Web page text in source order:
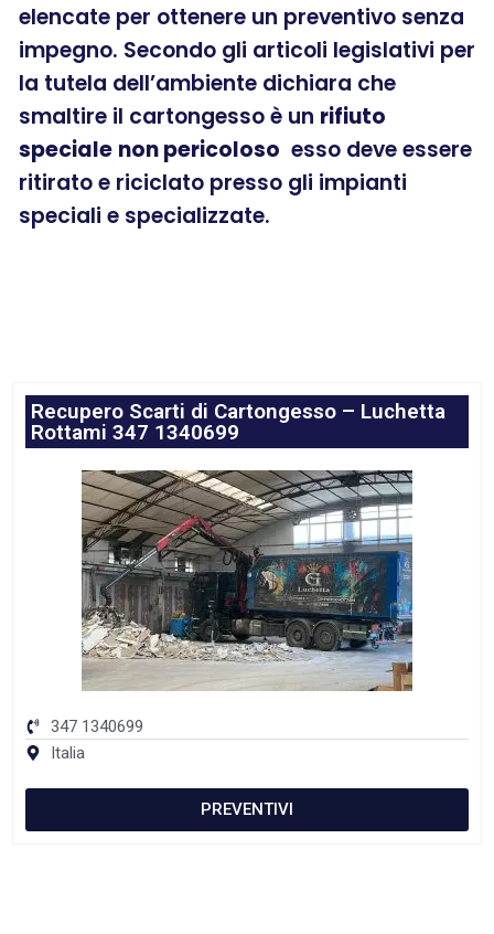
elencate per ottenere un preventivo senza
impegno. Secondo gli articoli legislativi per
la tutela dell’ambiente dichiara che
smaltire il cartongesso è un rifiuto
speciale non pericoloso esso deve essere
ritirato e riciclato presso gli impianti
speciali e specializzate.
Recupero Scarti di Cartongesso – Luchetta
Rottami 347 1340699
347 1340699
Italia
PREVENTIVI